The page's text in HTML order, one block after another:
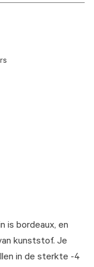
is bordeaux, en
kunststof. Je
in de sterkte -4